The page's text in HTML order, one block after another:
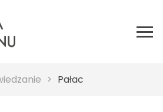
Pałac